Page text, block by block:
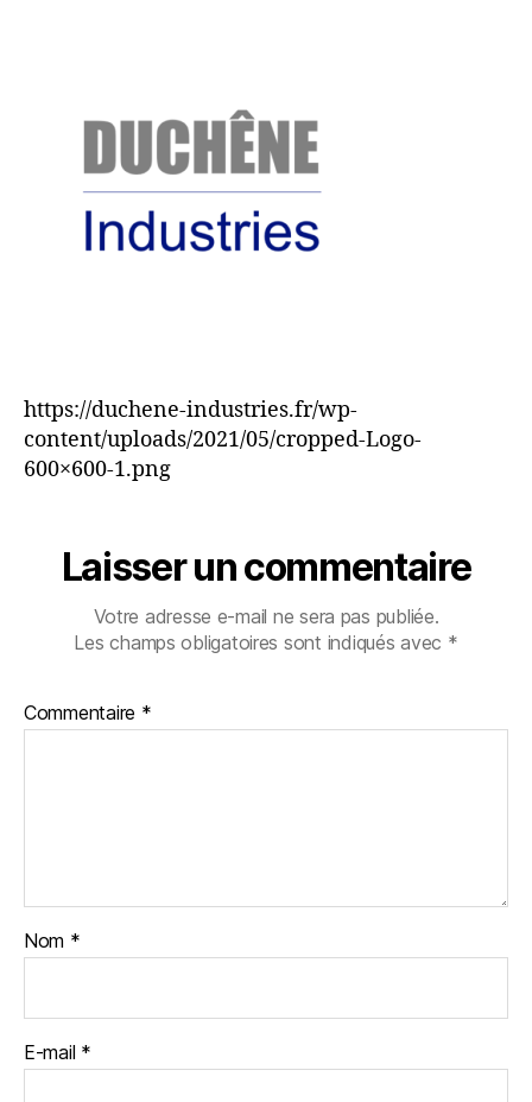
https://duchene-industries.fr/wp-
content/uploads/2021/05/cropped-Logo-
600×600-1.png
Laisser un commentaire
Votre adresse e-mail ne sera pas publiée.
Les champs obligatoires sont indiqués avec *
Commentaire *
Nom *
E-mail *